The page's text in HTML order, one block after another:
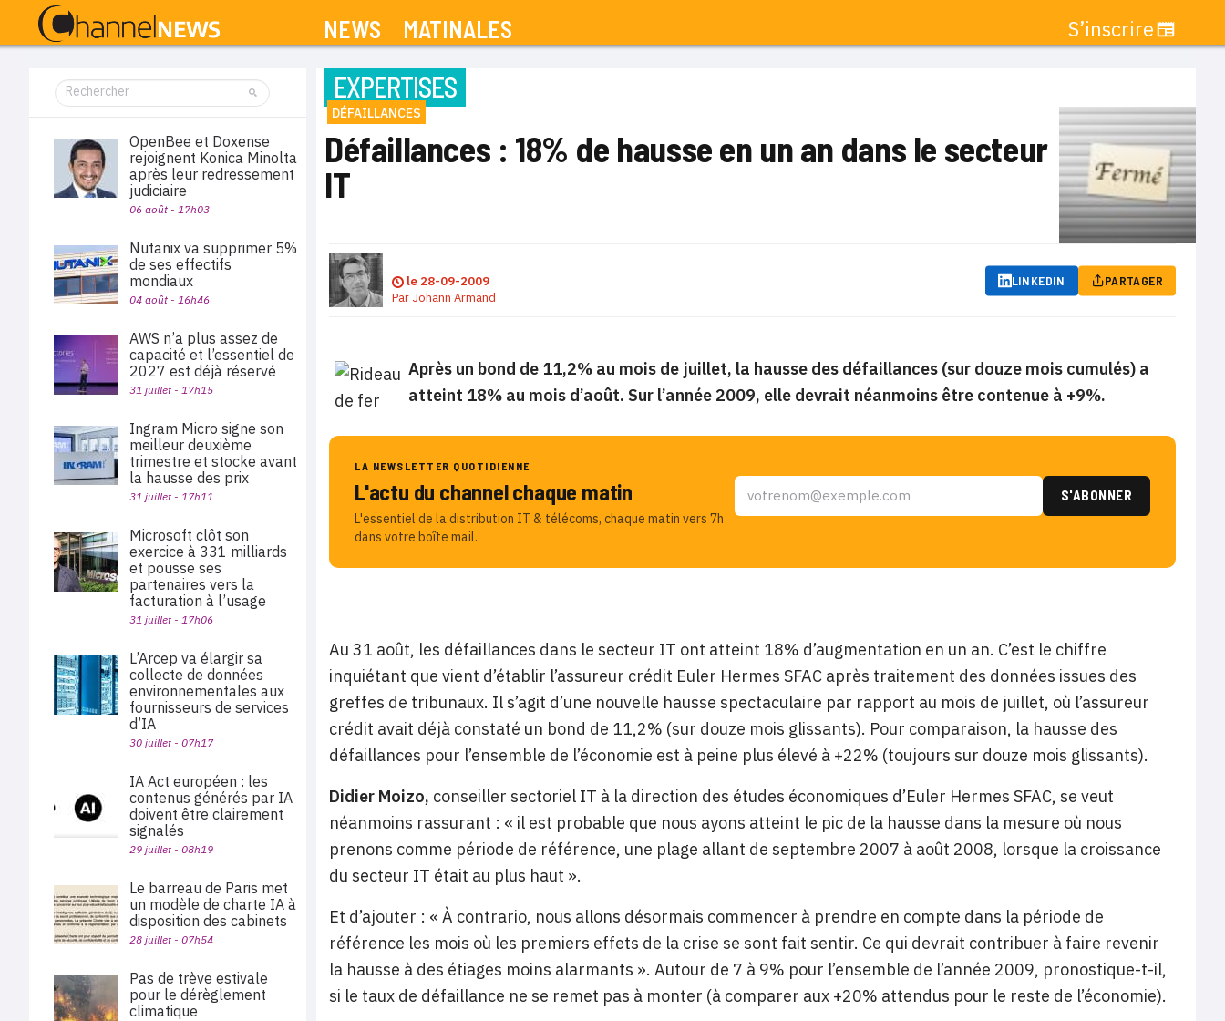
NEWS MATINALES S’inscrire
EXPERTISES
DÉFAILLANCES
Défaillances : 18% de hausse en un an dans le secteur
IT
le 28-09-2009
Par Johann Armand
LINKEDIN PARTAGER
Après un bond de 11,2% au mois de juillet, la hausse des défaillances (sur douze mois cumulés) a
atteint 18% au mois d’août. Sur l’année 2009, elle devrait néanmoins être contenue à +9%.
LA NEWSLETTER QUOTIDIENNE
L'actu du channel chaque matin
L'essentiel de la distribution IT & télécoms, chaque matin vers 7h
dans votre boîte mail.
Au 31 août, les défaillances dans le secteur IT ont atteint 18% d’augmentation en un an. C’est le chiffre
inquiétant que vient d’établir l’assureur crédit Euler Hermes SFAC après traitement des données issues des
greffes de tribunaux. Il s’agit d’une nouvelle hausse spectaculaire par rapport au mois de juillet, où l’assureur
crédit avait déjà constaté un bond de 11,2% (sur douze mois glissants). Pour comparaison, la hausse des
défaillances pour l’ensemble de l’économie est à peine plus élevé à +22% (toujours sur douze mois glissants).
Didier Moizo, conseiller sectoriel IT à la direction des études économiques d’Euler Hermes SFAC, se veut
néanmoins rassurant : « il est probable que nous ayons atteint le pic de la hausse dans la mesure où nous
prenons comme période de référence, une plage allant de septembre 2007 à août 2008, lorsque la croissance
du secteur IT était au plus haut ».
Et d’ajouter : « À contrario, nous allons désormais commencer à prendre en compte dans la période de
référence les mois où les premiers effets de la crise se sont fait sentir. Ce qui devrait contribuer à faire revenir
la hausse à des étiages moins alarmants ». Autour de 7 à 9% pour l’ensemble de l’année 2009, pronostique-t-il,
si le taux de défaillance ne se remet pas à monter (à comparer aux +20% attendus pour le reste de l’économie).
OpenBee et Doxense
rejoignent Konica Minolta
après leur redressement
judiciaire
06 août - 17h03
Nutanix va supprimer 5%
de ses effectifs
mondiaux
04 août - 16h46
AWS n’a plus assez de
capacité et l’essentiel de
2027 est déjà réservé
31 juillet - 17h15
Ingram Micro signe son
meilleur deuxième
trimestre et stocke avant
la hausse des prix
31 juillet - 17h11
Microsoft clôt son
exercice à 331 milliards
et pousse ses
partenaires vers la
facturation à l’usage
31 juillet - 17h06
L’Arcep va élargir sa
collecte de données
environnementales aux
fournisseurs de services
d’IA
30 juillet - 07h17
IA Act européen : les
contenus générés par IA
doivent être clairement
signalés
29 juillet - 08h19
Le barreau de Paris met
un modèle de charte IA à
disposition des cabinets
28 juillet - 07h54
Pas de trève estivale
pour le dérèglement
climatique